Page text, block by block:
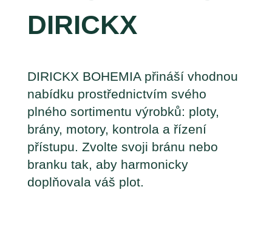
DIRICKX
DIRICKX BOHEMIA přináší vhodnou
nabídku prostřednictvím svého
plného sortimentu výrobků: ploty,
brány, motory, kontrola a řízení
přístupu. Zvolte svoji bránu nebo
branku tak, aby harmonicky
doplňovala váš plot.